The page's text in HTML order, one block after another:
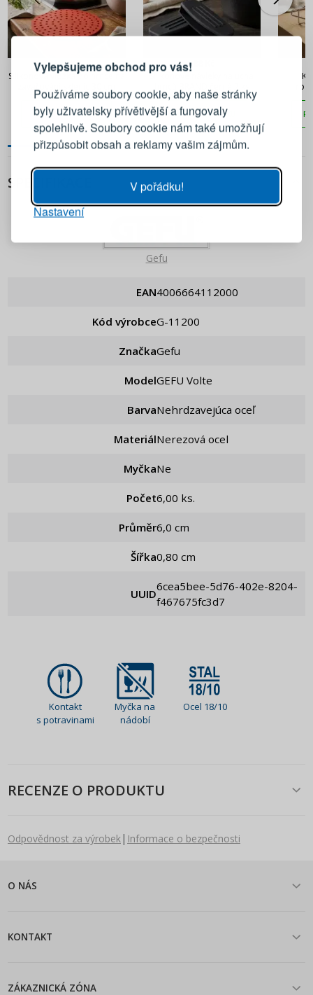
Vylepšujeme obchod pro vás!
Používáme soubory cookie, aby naše stránky
byly uživatelsky přívětivější a fungovaly
spolehlivě. Soubory cookie nám také umožňují
přizpůsobit obsah a reklamy vašim zájmům.
V pořádku!
Nastavení
148 Kč
Silikonová vložka do hrnce na
PŘIDAT DO KOŠÍKU
188 Kč
Silikonové návleky na ucha
PŘIDAT DO KOŠÍKU
SPECIFIKACE
Gefu
EAN 4006664112000
Kód výrobce g-11200
Značka Gefu
Model GEFU Volte
Barva Nehrdzavejúca oceľ
Materiál Nerezová ocel
Myčka Ne
Počet 6,00 ks.
Průměr 6,0 cm
Šířka 0,80 cm
UUID
6cea5bee-5d76-402e-8204-
f467675fc3d7
Kontakt
s potravinami
Myčka na
nádobí
Ocel 18/10
RECENZE O PRODUKTU
Odpovědnost za výrobek| Informace o bezpečnosti
O NÁS
KONTAKT
ZÁKAZNICKÁ ZÓNA
PŘIHLÁŠENÍ REGISTRACE
Přihlaste se ke svému účtu
Emailová adresa
PŘIHLÁSIT SE
Připomenutí hesla